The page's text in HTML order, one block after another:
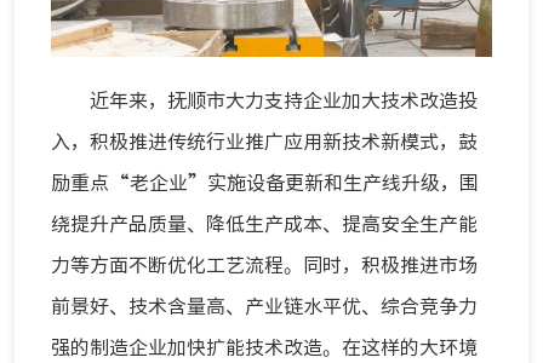
近年来，抚顺市大力支持企业加大技术改造投
入，积极推进传统行业推广应用新技术新模式，鼓
励重点“老企业”实施设备更新和生产线升级，围
绕提升产品质量、降低生产成本、提高安全生产能
力等方面不断优化工艺流程。同时，积极推进市场
前景好、技术含量高、产业链水平优、综合竞争力
强的制造企业加快扩能技术改造。在这样的大环境